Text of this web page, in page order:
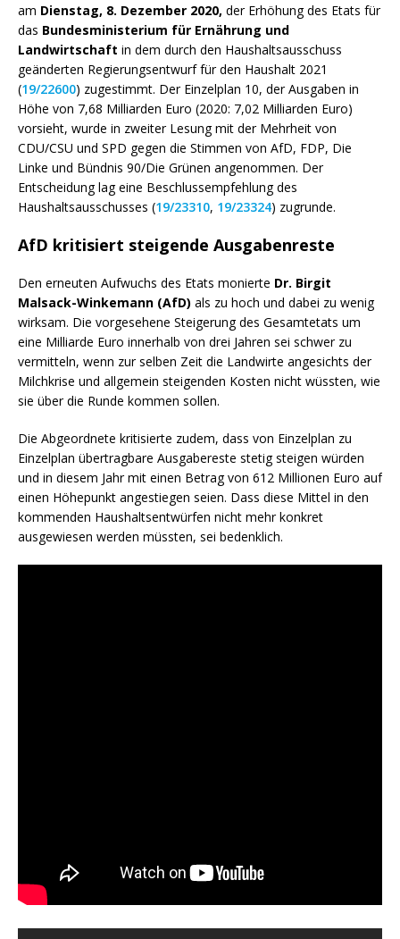
am Dienstag, 8. Dezember 2020, der Erhöhung des Etats für
das Bundesministerium für Ernährung und
Landwirtschaft in dem durch den Haushaltsausschuss
geänderten Regierungsentwurf für den Haushalt 2021
(19/22600) zugestimmt. Der Einzelplan 10, der Ausgaben in
Höhe von 7,68 Milliarden Euro (2020: 7,02 Milliarden Euro)
vorsieht, wurde in zweiter Lesung mit der Mehrheit von
CDU/CSU und SPD gegen die Stimmen von AfD, FDP, Die
Linke und Bündnis 90/Die Grünen angenommen. Der
Entscheidung lag eine Beschlussempfehlung des
Haushaltsausschusses (19/23310, 19/23324) zugrunde.
AfD kritisiert steigende Ausgabenreste
Den erneuten Aufwuchs des Etats monierte Dr. Birgit
Malsack-Winkemann (AfD) als zu hoch und dabei zu wenig
wirksam. Die vorgesehene Steigerung des Gesamtetats um
eine Milliarde Euro innerhalb von drei Jahren sei schwer zu
vermitteln, wenn zur selben Zeit die Landwirte angesichts der
Milchkrise und allgemein steigenden Kosten nicht wüssten, wie
sie über die Runde kommen sollen.
Die Abgeordnete kritisierte zudem, dass von Einzelplan zu
Einzelplan übertragbare Ausgabereste stetig steigen würden
und in diesem Jahr mit einen Betrag von 612 Millionen Euro auf
einen Höhepunkt angestiegen seien. Dass diese Mittel in den
kommenden Haushaltsentwürfen nicht mehr konkret
ausgewiesen werden müssten, sei bedenklich.